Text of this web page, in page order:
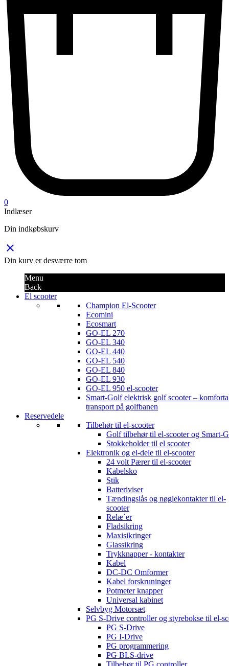
0
Indlæser
Din indkøbskurv
close
Din kurv er desværre tom
Menu
Back
El scooter
Champion El-Scooter
Ecomini
Ecosmart
GO-EL 270
GO-EL 340
GO-EL 440
GO-EL 540
GO-EL 840
GO-EL 930
GO-EL 950 el-scooter
Smart-Golf elektrisk golf scooter –
transport på golfbanen
Reservedele
Tilbehør til el-scooter
Golf tilbehør til el-scooter og Smart-
Stokkeholder til el scooter
Elektronik og el-dele til el-scooter
24 volt Pærer til el-scooter
Kabelsko
Stik
Batteriviser
Tændingslås og nøglekontakter til el-
scooter
Relæ´er
Fladsikring
Maxisikringer
Glassikring
Trykknapper - kontakter
Kabel
DC-DC Omformer
Kabel forskruninger
Potmeter knapper
Universal kabinet
Selvbyg Motorsæt
PG S-Drive controller og styrebokse til el-
PG S-Drive
PG I-Drive
PG programmering
PG BLS-drive
Tilbehør til PG controller